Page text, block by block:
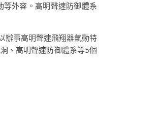
外容。高明聲速防御體系
辦事高明聲速飛翔器氣動特
、高明聲速防御體系等5個